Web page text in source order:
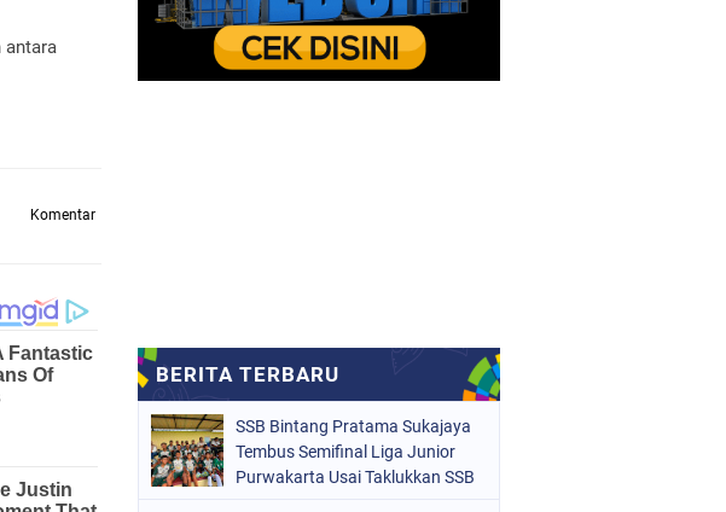
antara
Komentar
SSB Bintang Pratama Sukajaya
Tembus Semifinal Liga Junior
Purwakarta Usai Taklukkan SSB